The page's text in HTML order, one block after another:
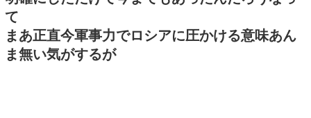
て
まあ正直今軍事力でロシアに圧かける意味あん
ま無い気がするが